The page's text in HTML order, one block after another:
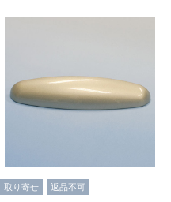
取り寄せ 返品不可